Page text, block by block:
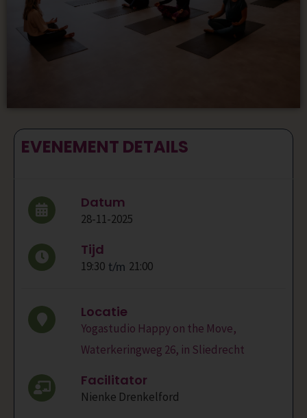
EVENEMENT DETAILS
Datum
28-11-2025
Tijd
19:30 t/m 21:00
Locatie
Yogastudio Happy on the Move,
Waterkeringweg 26, in Sliedrecht
Facilitator
Nienke Drenkelford